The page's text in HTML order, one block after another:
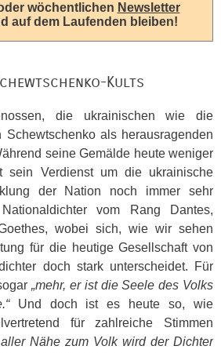
wöchentlichen Newsletter
auf dem Laufenden bleiben!
Kults
die ukrainischen wie die
Schewtschenko als herausragenden
seine Gemälde heute weniger
sein Verdienst um die ukrainische
der Nation noch immer sehr
vom Rang Dantes,
wobei sich, wie wir sehen
für die heutige Gesellschaft von
doch stark unterscheidet. Für
„mehr, er ist die Seele des Volks
Und doch ist es heute so, wie
für zahlreiche Stimmen
Nähe zum Volk wird der Dichter